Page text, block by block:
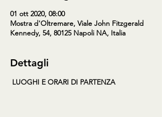
01 ott 2020, 08:00
Mostra d'Oltremare, Viale John Fitzgerald
Kennedy, 54, 80125 Napoli NA, Italia
Dettagli
LUOGHI E ORARI DI PARTENZA